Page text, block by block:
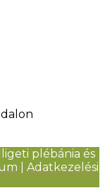
plébánia és
Adatkezelési